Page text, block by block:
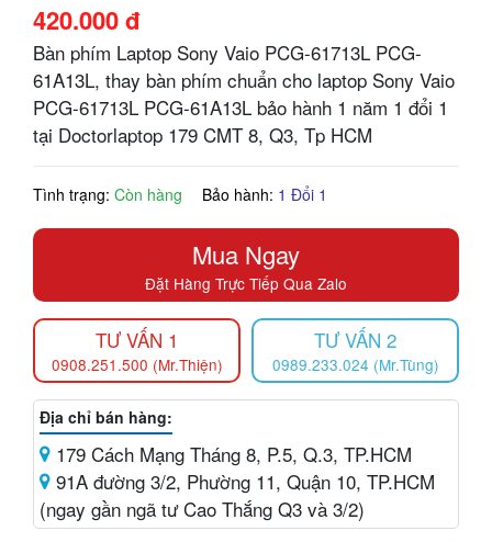
420.000 đ
Bàn phím Laptop Sony Vaio PCG-61713L PCG-
61A13L, thay bàn phím chuẩn cho laptop Sony Vaio
PCG-61713L PCG-61A13L bảo hành 1 năm 1 đổi 1
tại Doctorlaptop 179 CMT 8, Q3, Tp HCM
Tình trạng: Còn hàng Bảo hành: 1 Đổi 1
Mua Ngay
Đặt Hàng Trực Tiếp Qua Zalo
TƯ VẤN 1
0908.251.500 (Mr.Thiện)
TƯ VẤN 2
0989.233.024 (Mr.Tùng)
Địa chỉ bán hàng:
179 Cách Mạng Tháng 8, P.5, Q.3, TP.HCM
91A đường 3/2, Phường 11, Quận 10, TP.HCM
(ngay gần ngã tư Cao Thắng Q3 và 3/2)